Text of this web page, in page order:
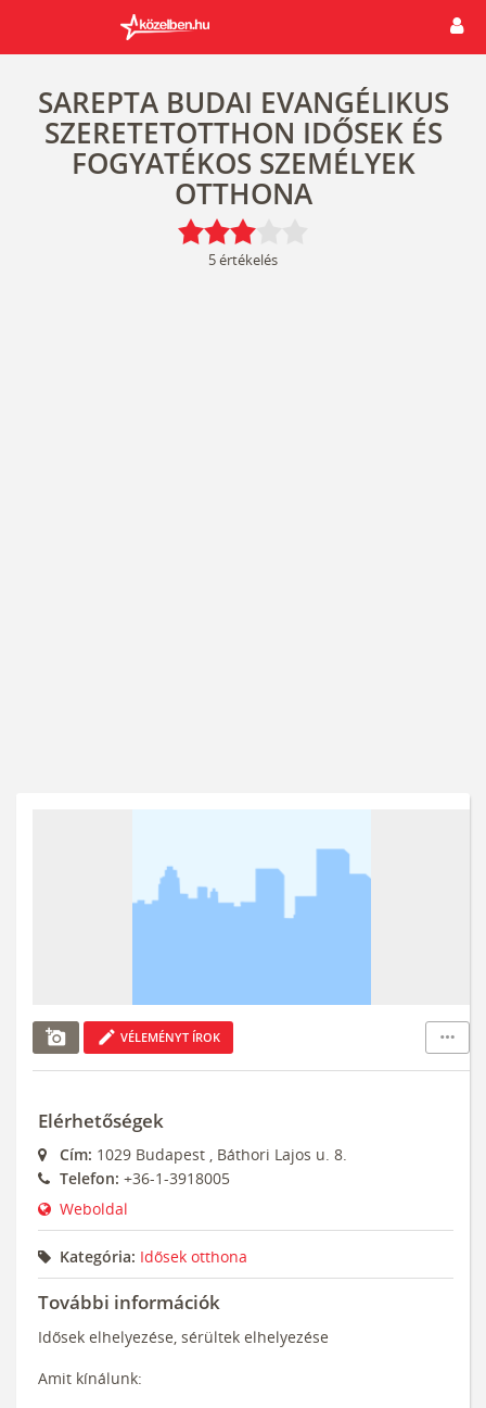
SAREPTA BUDAI EVANGÉLIKUS
SZERETETOTTHON IDŐSEK ÉS
FOGYATÉKOS SZEMÉLYEK
OTTHONA
5értékelés
add_a_photo edit VÉLEMÉNYT ÍROK more_horiz
Elérhetőségek
Cím: 1029 Budapest , Báthori Lajos u. 8.
Telefon: +36-1-3918005
Weboldal
Kategória: Idősek otthona
További információk
Idősek elhelyezése, sérültek elhelyezése
Amit kínálunk: